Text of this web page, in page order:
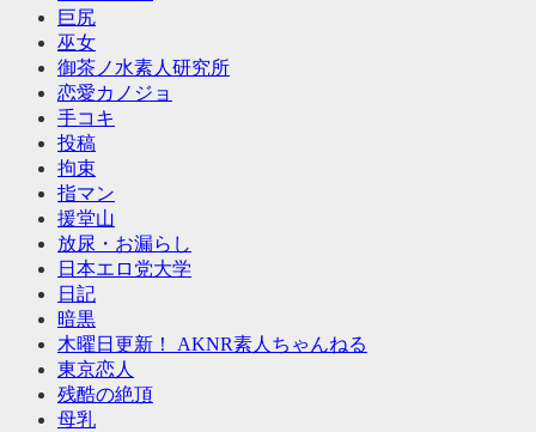
巨尻
巫女
御茶ノ水素人研究所
恋愛カノジョ
手コキ
投稿
拘束
指マン
援堂山
放尿・お漏らし
日本エロ党大学
日記
暗黒
木曜日更新！ AKNR素人ちゃんねる
東京恋人
残酷の絶頂
母乳